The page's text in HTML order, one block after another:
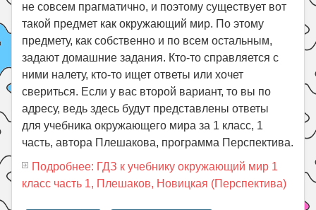
не совсем прагматично, и поэтому существует вот
такой предмет как окружающий мир. По этому
предмету, как собственно и по всем остальным,
задают домашние задания. Кто-то справляется с
ними налету, кто-то ищет ответы или хочет
свериться. Если у вас второй вариант, то вы по
адресу, ведь здесь будут представлены ответы
для учебника окружающего мира за 1 класс, 1
часть, автора Плешакова, программа Перспектива.
Подробнее: ГДЗ к учебнику окружающий мир 1
класс часть 1, Плешаков, Новицкая (Перспектива)